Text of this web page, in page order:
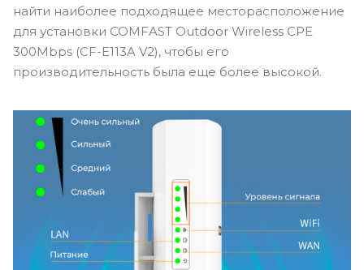
найти наиболее подходящее месторасположение
для установки COMFAST Outdoor Wireless CPE
300Mbps (CF-E113A V2), чтобы его
производительность была еще более высокой.